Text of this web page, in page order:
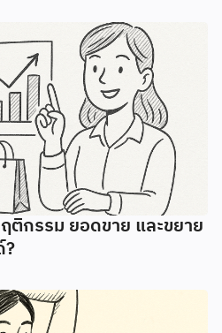
กรรม ยอดขาย และขยาย